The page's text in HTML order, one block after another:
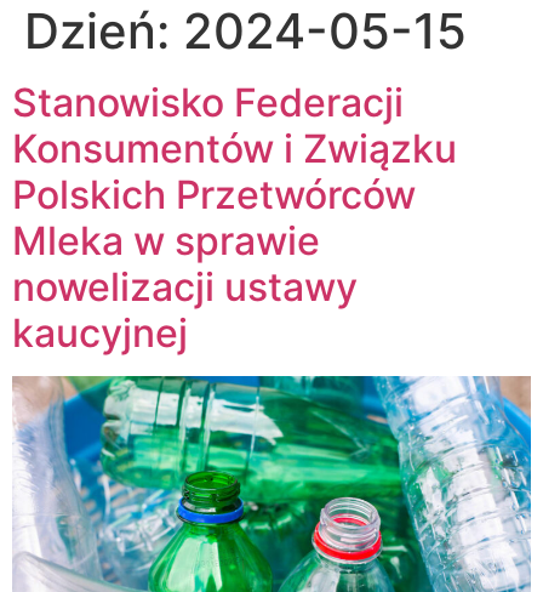
Dzień: 2024-05-15
Stanowisko Federacji
Konsumentów i Związku
Polskich Przetwórców
Mleka w sprawie
nowelizacji ustawy
kaucyjnej